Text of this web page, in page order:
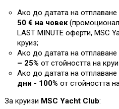
Ако до датата на отплаване
50 € на човек
LAST MINUTE оферти, MSC
круиз;
Ако до датата на отплаване
– 25% от стойността на
Ако до датата на отплаване
дни - 100% от стойността
За круизи MSC Yacht Club: